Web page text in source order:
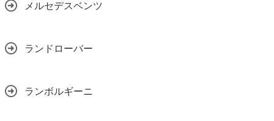
メルセデスベンツ
ランドローバー
ランボルギーニ